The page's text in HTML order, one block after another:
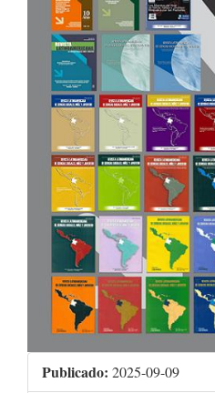
Publicado: 2025-09-09